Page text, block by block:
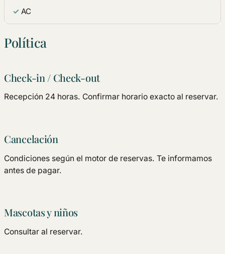
AC
Política
Check-in / Check-out
Recepción 24 horas. Confirmar horario exacto al reservar.
Cancelación
Condiciones según el motor de reservas. Te informamos
antes de pagar.
Mascotas y niños
Consultar al reservar.